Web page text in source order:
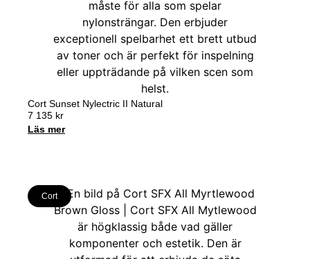
Cort Sunset Nylectric II Natural
7 135 kr
Läs mer
Cort